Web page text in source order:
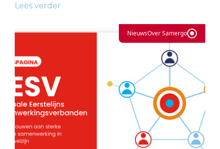
Lees verder
NieuwsOver Samergo